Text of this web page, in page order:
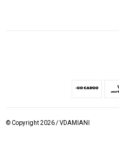
© Copyright 2026 / VDAMIANI